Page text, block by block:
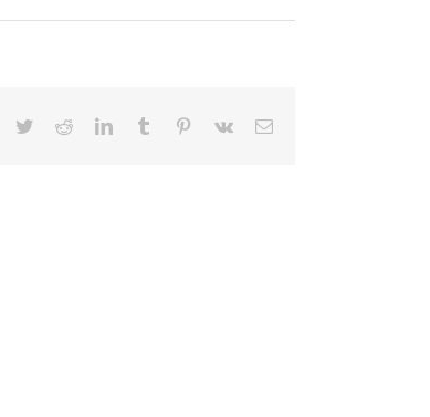
Facebook
TwitterRedditLinkedInTumblr Pinterest
Vk
E-